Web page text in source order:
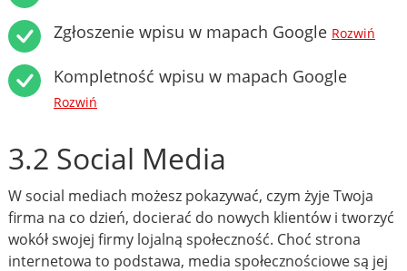
Zgłoszenie wpisu w mapach Google Rozwiń
Kompletność wpisu w mapach Google
Rozwiń
3.2 Social Media
W social mediach możesz pokazywać, czym żyje Twoja
firma na co dzień, docierać do nowych klientów i tworzyć
wokół swojej firmy lojalną społeczność. Choć strona
internetowa to podstawa, media społecznościowe są jej